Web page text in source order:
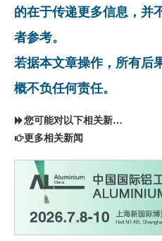
的在于传递更多信息，并
者参考。
若据本文章操作，所有后
概不负任何责任。
您可能对以下相关新闻同样感兴趣
更多相关新闻